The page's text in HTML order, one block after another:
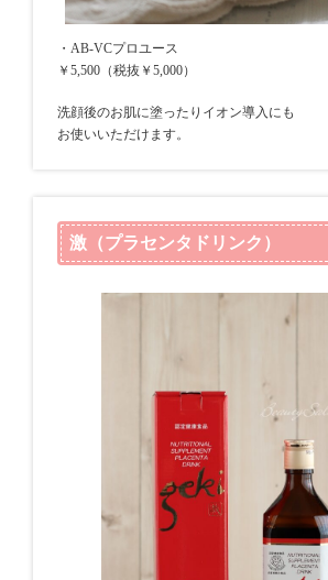
・AB-VCプロユース
￥5,500（税抜￥5,000）
洗顔後のお肌に塗ったりイオン導入にも
お使いいただけます。
激（プラセンタドリンク）